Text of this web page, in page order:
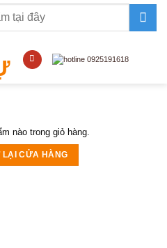
nào trong giỏ hàng.
LẠI CỬA HÀNG